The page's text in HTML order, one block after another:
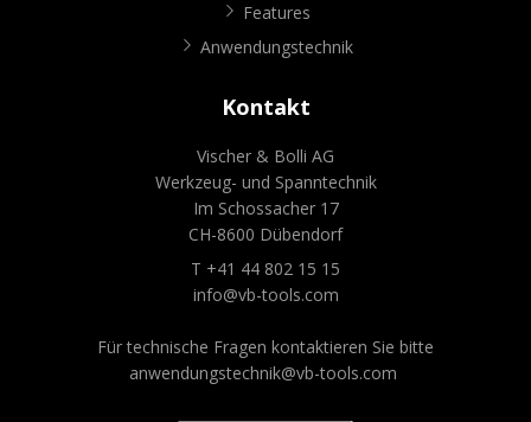
Features
Anwendungstechnik
Kontakt
Vischer & Bolli AG
Werkzeug- und Spanntechnik
Im Schossacher 17
CH-8600 Dübendorf
T +41 44 802 15 15
info@vb-tools.com
Für technische Fragen kontaktieren Sie bitte
anwendungstechnik@vb-tools.com